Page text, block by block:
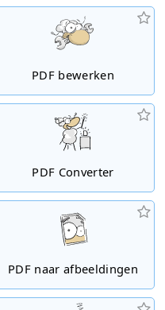
PDF bewerken
PDF Converter
PDF naar afbeeldingen